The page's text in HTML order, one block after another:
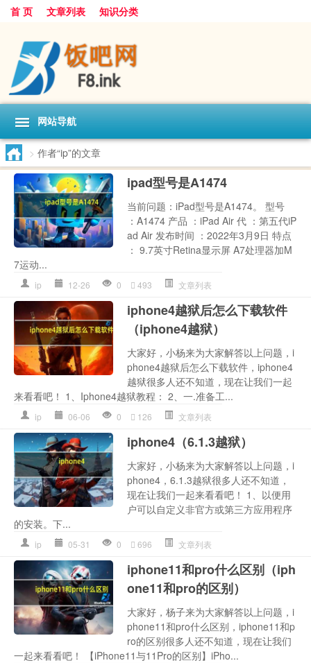
首 页 文章列表 知识分类
网站导航
> 作者“ip”的文章
ipad型号是A1474
当前问题：iPad型号是A1474。 型号
：A1474 产品 ：iPad Air 代 ：第五代iP
ad Air 发布时间 ：2022年3月9日 特点
： 9.7英寸Retina显示屏 A7处理器加M
7运动...
ip 12-26 0 493 文章列表
iphone4越狱后怎么下载软件
（iphone4越狱）
大家好，小杨来为大家解答以上问题，i
phone4越狱后怎么下载软件，iphone4
越狱很多人还不知道，现在让我们一起
来看看吧！ 1、Iphone4越狱教程： 2、一.准备工...
ip 06-06 0 126 文章列表
iphone4（6.1.3越狱）
大家好，小杨来为大家解答以上问题，i
phone4，6.1.3越狱很多人还不知道，
现在让我们一起来看看吧！ 1、以便用
户可以自定义非官方或第三方应用程序
的安装。下...
ip 05-31 0 696 文章列表
iphone11和pro什么区别（iph
one11和pro的区别）
大家好，杨子来为大家解答以上问题，i
phone11和pro什么区别，iphone11和p
ro的区别很多人还不知道，现在让我们
一起来看看吧！ 【iPhone11与11Pro的区别】iPho...